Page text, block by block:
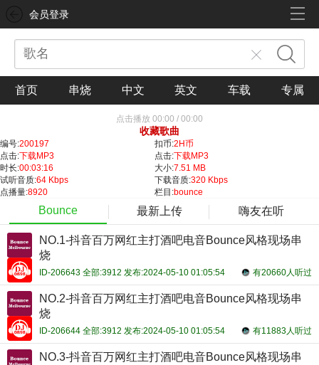
会员登录
首页 串烧 中文 英文 车载 专属
点击播放 00:00 / 00:00
收藏歌曲
编号:200197 扣币:2H币
点击:下载MP3 点击:下载MP3
时长:00:03:16 大小:7.51 MB
试听音质:64 Kbps 下载音质:320 Kbps
点播量:8920 栏目:bounce
Bounce 最新上传 嗨友在听
NO.1-抖音百万网红主打酒吧电音Bounce风格现场串
烧
有20660人听过
ID-206643 全部:3912 发布:2024-05-10 01:05:54
NO.2-抖音百万网红主打酒吧电音Bounce风格现场串
烧
有11883人听过
ID-206644 全部:3912 发布:2024-05-10 01:05:54
NO.3-抖音百万网红主打酒吧电音Bounce风格现场串